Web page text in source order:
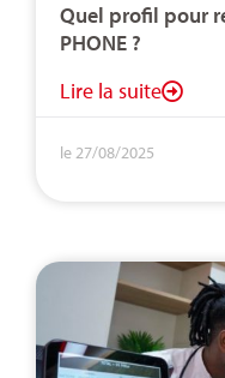
Quel profil pour
PHONE ?
Lire la suite
le 27/08/2025